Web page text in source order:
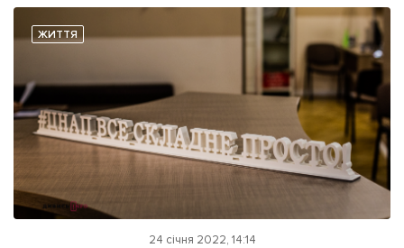
ЖИТТЯ
24 січня 2022, 14:14